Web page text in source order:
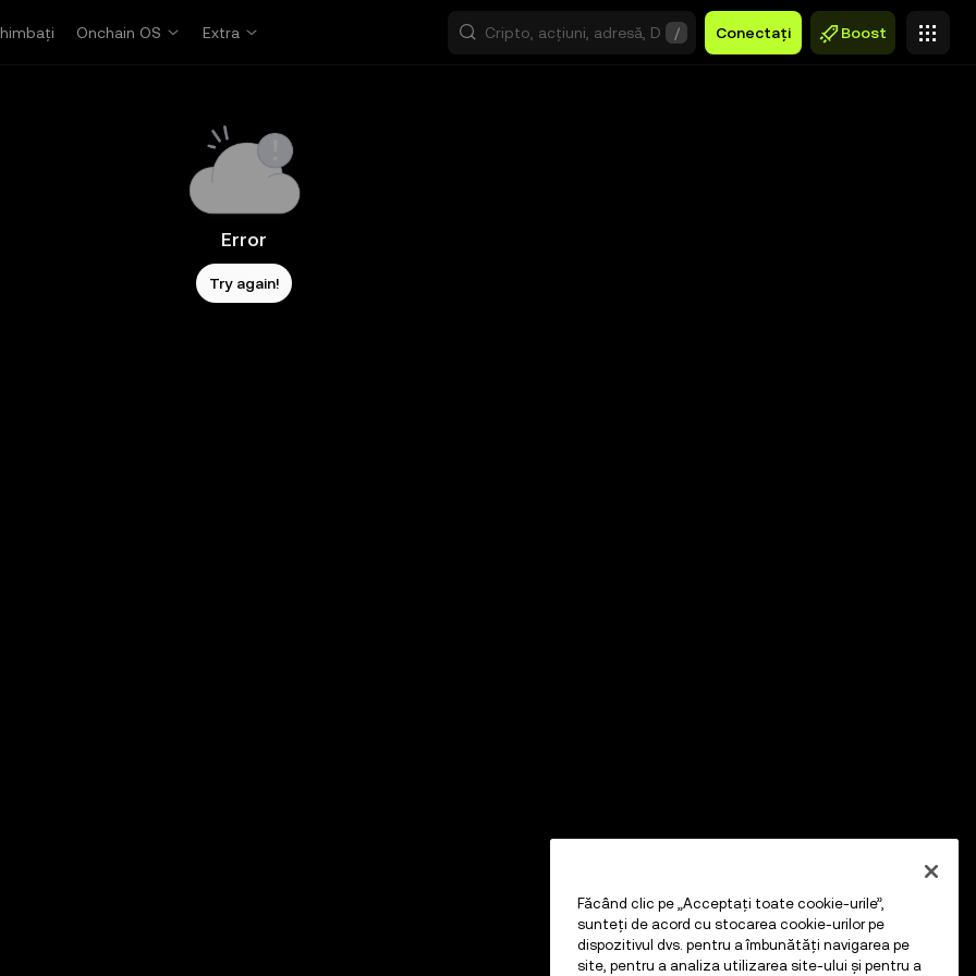
Onchain OS Extra / Conectați Boost
Error
Try again!
Făcând clic pe „Acceptați toate cookie-urile”,
sunteți de acord cu stocarea cookie-urilor pe
dispozitivul dvs. pentru a îmbunătăți navigarea pe
site, pentru a analiza utilizarea site-ului și pentru a